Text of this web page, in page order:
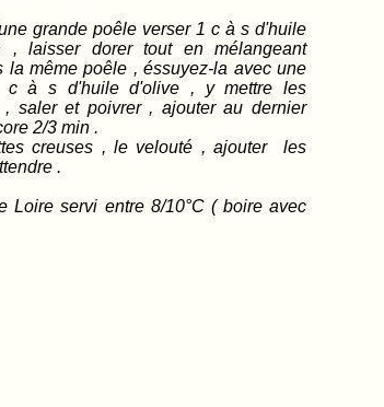
grande poêle verser 1 c à s d'huile
dorer tout en mélangeant
même poêle , éssuyez-la avec une
c à s d'huile d'olive , y mettre les
saler et poivrer , ajouter au dernier
2/3 min .
creuses , le velouté , ajouter les
.
Loire servi entre 8/10°C ( boire avec